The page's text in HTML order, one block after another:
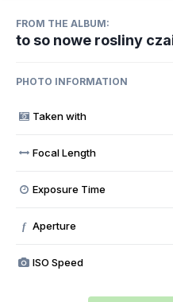
FROM THE ALBUM:
to so nowe rosliny
PHOTO INFORMATION
Taken with
Focal Length
Exposure Time
f Aperture
ISO Speed